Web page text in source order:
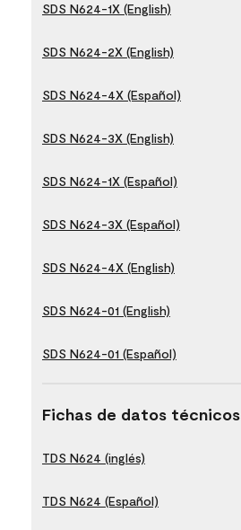
SDS N624-1X (English)
SDS N624-2X (English)
SDS N624-4X (Español)
SDS N624-3X (English)
SDS N624-1X (Español)
SDS N624-3X (Español)
SDS N624-4X (English)
SDS N624-01 (English)
SDS N624-01 (Español)
Fichas de datos técnicos
TDS N624 (inglés)
TDS N624 (Español)